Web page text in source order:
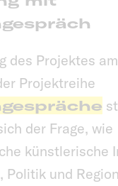
des Projektes
Projektreihe
der Frage, wie
künstlerische
Politik und